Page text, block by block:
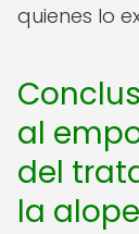
quienes lo
al
del
la